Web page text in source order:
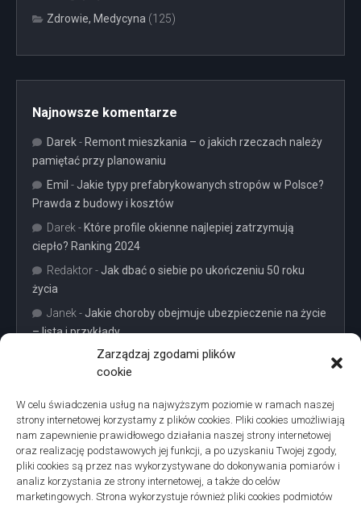
Zarządzaj zgodami plików
cookie
W celu świadczenia usług na najwyższym poziomie w ramach naszej
strony internetowej korzystamy z plików cookies. Pliki cookies umożliwiają
nam zapewnienie prawidłowego działania naszej strony internetowej
oraz realizację podstawowych jej funkcji, a po uzyskaniu Twojej zgody,
pliki cookies są przez nas wykorzystywane do dokonywania pomiarów i
analiz korzystania ze strony internetowej, a także do celów
marketingowych. Strona wykorzystuje również pliki cookies podmiotów
Zdrowie, Medycyna (125)
Najnowsze komentarze
Darek- Remont mieszkania – o jakich rzeczach należy
pamiętać przy planowaniu
Emil - Jakie typy prefabrykowanych stropów w Polsce?
Prawda z budowy i kosztów
Darek - Które profile okienne najlepiej zatrzymują
ciepło? Ranking 2024
Redaktor- Jak dbać o siebie po ukończeniu 50 roku
życia
Janek - Jakie choroby obejmuje ubezpieczenie na życie
– lista i przykłady
Projekty domów Podkarpacie